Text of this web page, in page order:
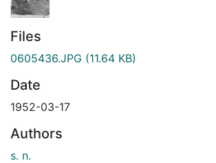
Files
0605436.JPG (11.64 KB)
Date
1952-03-17
Authors
s. n.